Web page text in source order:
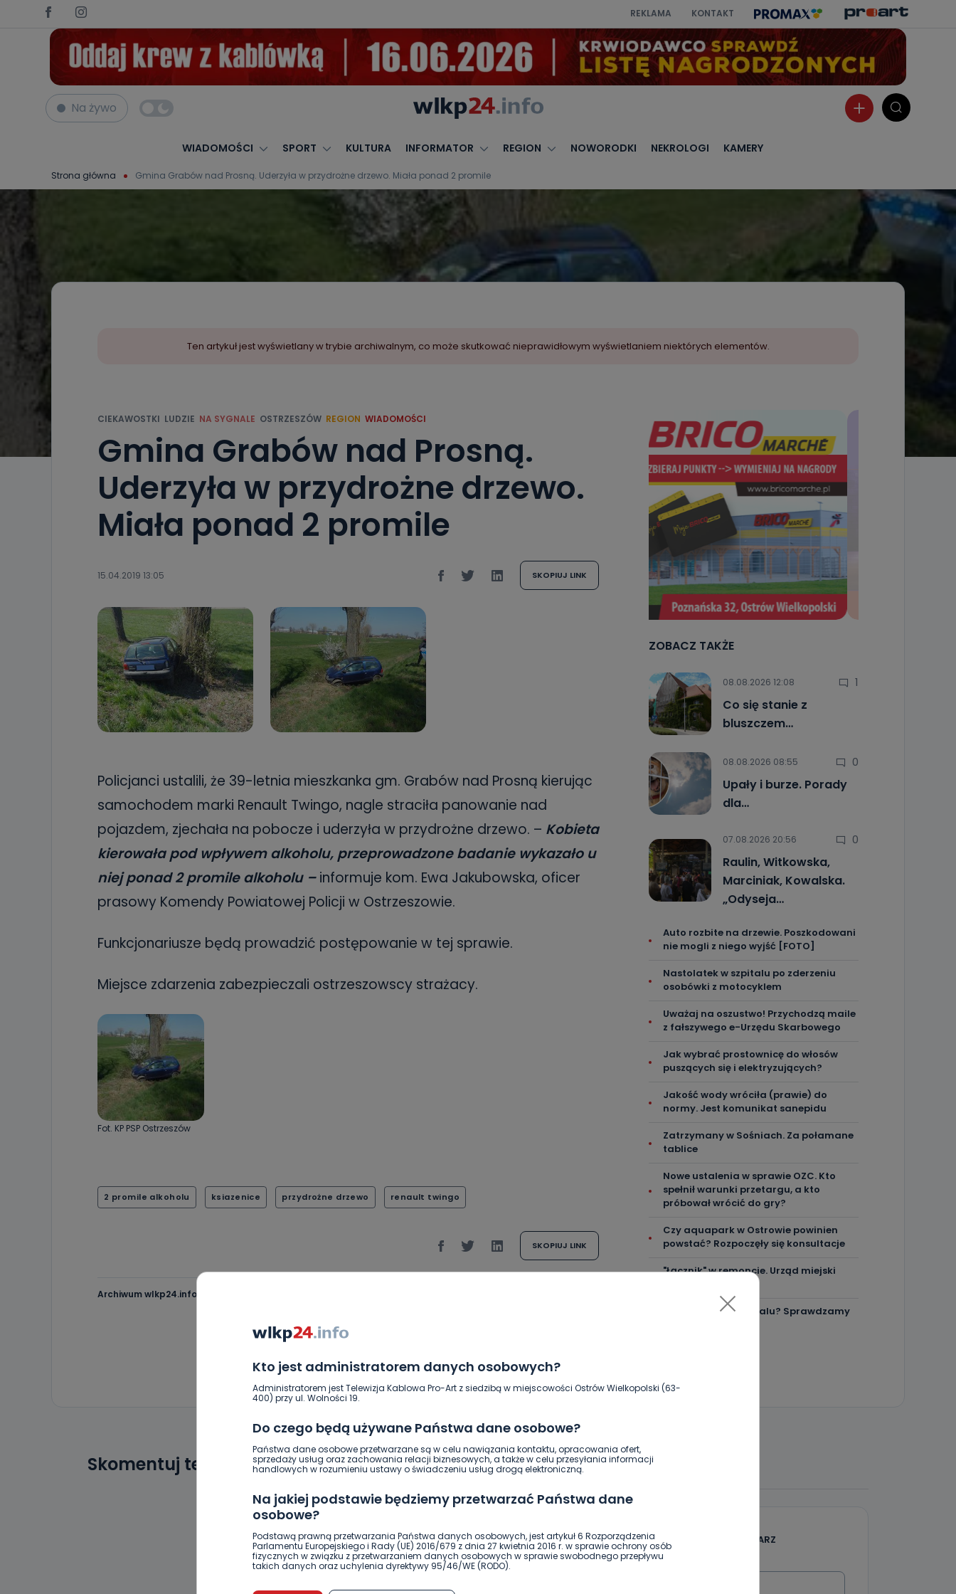
REKLAMA KONTAKT
Na żywo
WIADOMOŚCI SPORT KULTURA INFORMATOR REGION NOWORODKI NEKROLOGI KAMERY
Strona główna Gmina Grabów nad Prosną. Uderzyła w przydrożne drzewo. Miała ponad 2 promile
Kto jest administratorem danych osobowych?
Administratorem jest Telewizja Kablowa Pro-Art z siedzibą w miejscowości Ostrów Wielkopolski (63-
400) przy ul. Wolności 19.
Do czego będą używane Państwa dane osobowe?
Państwa dane osobowe przetwarzane są w celu nawiązania kontaktu, opracowania ofert,
sprzedaży usług oraz zachowania relacji biznesowych, a także w celu przesyłania informacji
handlowych w rozumieniu ustawy o świadczeniu usług drogą elektroniczną.
Na jakiej podstawie będziemy przetwarzać Państwa dane
osobowe?
Podstawą prawną przetwarzania Państwa danych osobowych, jest artykuł 6 Rozporządzenia
Parlamentu Europejskiego i Rady (UE) 2016/679 z dnia 27 kwietnia 2016 r. w sprawie ochrony osób
fizycznych w związku z przetwarzaniem danych osobowych w sprawie swobodnego przepływu
takich danych oraz uchylenia dyrektywy 95/46/WE (RODO).
Ten artykuł jest wyświetlany w trybie archiwalnym, co może skutkować nieprawidłowym wyświetlaniem niektórych elementów.
CIEKAWOSTKI LUDZIE NA SYGNALE OSTRZESZÓW REGION WIADOMOŚCI
Gmina Grabów nad Prosną.
Uderzyła w przydrożne drzewo.
Miała ponad 2 promile
15.04.2019 13:05 SKOPIUJ LINK
Policjanci ustalili, że 39-letnia mieszkanka gm. Grabów nad Prosną kierując
samochodem marki Renault Twingo, nagle straciła panowanie nad
pojazdem, zjechała na pobocze i uderzyła w przydrożne drzewo. – Kobieta
kierowała pod wpływem alkoholu, przeprowadzone badanie wykazało u
niej ponad 2 promile alkoholu –informuje kom. Ewa Jakubowska, oficer
prasowy Komendy Powiatowej Policji w Ostrzeszowie.
Funkcjonariusze będą prowadzić postępowanie w tej sprawie.
Miejsce zdarzenia zabezpieczali ostrzeszowscy strażacy.
Fot. KP PSP Ostrzeszów
2 promile alkoholu ksiazenice przydrożne drzewo renault twingo
SKOPIUJ LINK
Archiwum wlkp24.info
ZOBACZ TAKŻE
08.08.2026 12:08 1
Co się stanie z
bluszczem…
08.08.2026 08:55 0
Upały i burze. Porady
dla…
07.08.2026 20:56 0
Raulin, Witkowska,
Marciniak, Kowalska.
„Odyseja…
Auto rozbite na drzewie. Poszkodowani
nie mogli z niego wyjść [FOTO]
Nastolatek w szpitalu po zderzeniu
osobówki z motocyklem
Uważaj na oszustwo! Przychodzą maile
z fałszywego e-Urzędu Skarbowego
Jak wybrać prostownicę do włosów
puszących się i elektryzujących?
Jakość wody wróciła (prawie) do
normy. Jest komunikat sanepidu
Zatrzymany w Sośniach. Za połamane
tablice
Nowe ustalenia w sprawie OZC. Kto
spełnił warunki przetargu, a kto
próbował wrócić do gry?
Czy aquapark w Ostrowie powinien
powstać? Rozpoczęły się konsultacje
"Łącznik" w remoncie. Urząd miejski
Ile jest klimy w szpitalu? Sprawdzamy
Skomentuj ten wpis jako pierwszy! DOŁĄCZ DO DYSKUSJI
DODAJ SWÓJ KOMENTARZ